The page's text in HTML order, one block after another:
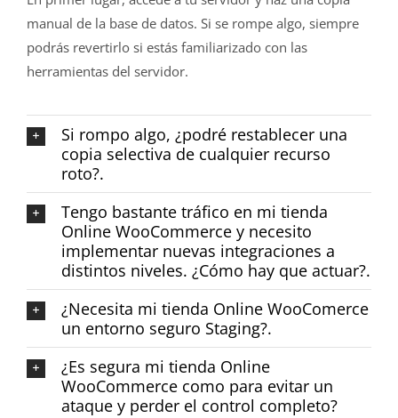
manual de la base de datos. Si se rompe algo, siempre
podrás revertirlo si estás familiarizado con las
herramientas del servidor.
Si rompo algo, ¿podré restablecer una
copia selectiva de cualquier recurso
roto?.
Tengo bastante tráfico en mi tienda
Online WooCommerce y necesito
implementar nuevas integraciones a
distintos niveles. ¿Cómo hay que actuar?.
¿Necesita mi tienda Online WooComerce
un entorno seguro Staging?.
¿Es segura mi tienda Online
WooCommerce como para evitar un
ataque y perder el control completo?